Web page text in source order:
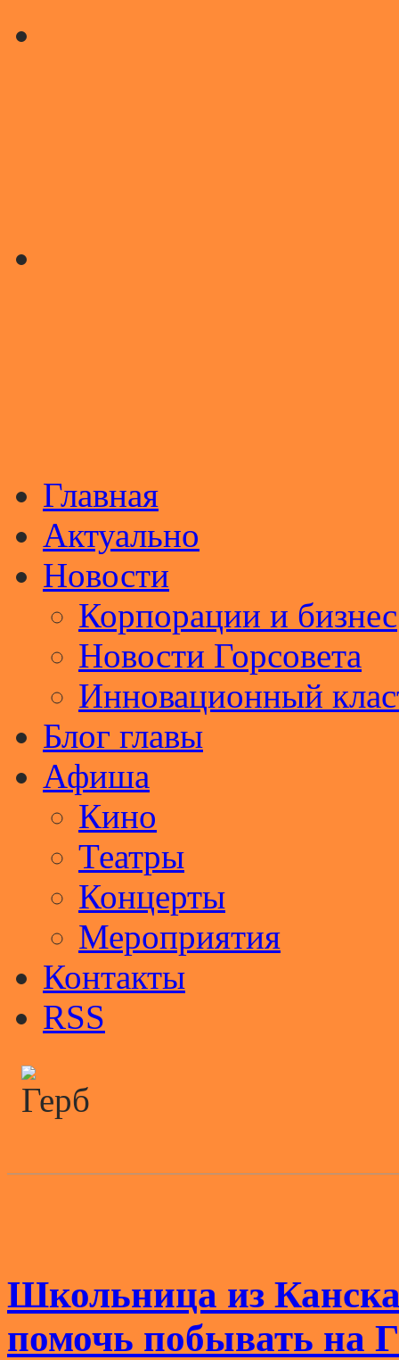
Главная
Актуально
Новости
Корпорации и бизнес
Новости Горсовета
Инновационный
Блог главы
Афиша
Кино
Театры
Концерты
Мероприятия
Контакты
RSS
Школьница из Канска
помочь побывать на